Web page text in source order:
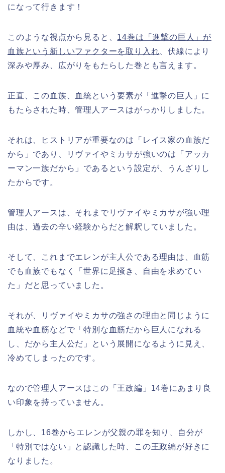
になって行きます！
このような視点から見ると、 14巻は「進撃の巨人」が
血族という新しいファクターを取り入れ 、伏線により
深みや厚み、広がりをもたらした巻とも言えます。
正直、この血族、血統という要素が「進撃の巨人」に
もたらされた時、管理人アースはがっかりしました。
それは、ヒストリアが重要なのは「レイス家の血族だ
から」であり、リヴァイやミカサが強いのは「アッカ
ーマン一族だから」であるという設定が、うんざりし
たからです。
管理人アースは、それまでリヴァイやミカサが強い理
由は、過去の辛い経験からだと解釈していました。
そして、これまでエレンが主人公である理由は、血筋
でも血族でもなく「世界に足掻き、自由を求めてい
た」だと思っていました。
それが、リヴァイやミカサの強さの理由と同じように
血統や血筋などで「特別な血筋だから巨人になれる
し、だから主人公だ」という展開になるように見え、
冷めてしまったのです。
なので管理人アースはこの「王政編」14巻にあまり良
い印象を持っていません。
しかし、16巻からエレンが父親の罪を知り、自分が
「特別ではない」と認識した時、この王政編が好きに
なりました。